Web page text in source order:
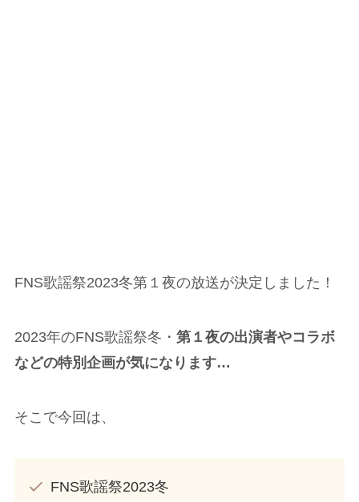
FNS歌謡祭2023冬第１夜の放送が決定しました！
2023年のFNS歌謡祭冬・ 第１夜の出演者やコラボ
などの特別企画が気になります…
そこで今回は、
FNS歌謡祭2023冬